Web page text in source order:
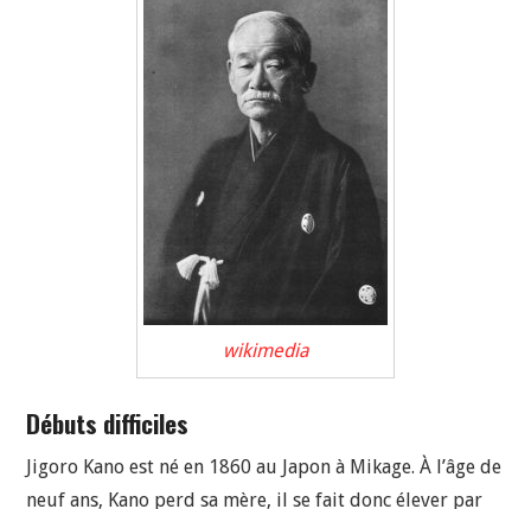
wikimedia
Débuts difficiles
Jigoro Kano est né en 1860 au Japon à Mikage. À l’âge de
neuf ans, Kano perd sa mère, il se fait donc élever par